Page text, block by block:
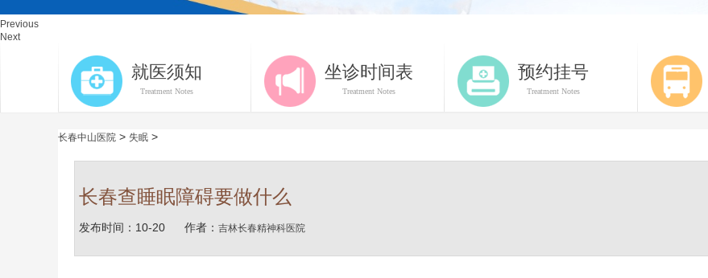
Previous
Next
就医须知
Treatment Notes
坐诊时间表
Treatment Notes
预约挂号
Treatment Notes
长春中山医院 > 失眠 >
长春查睡眠障碍要做什么
发布时间：10-20 作者： 吉林长春精神科医院